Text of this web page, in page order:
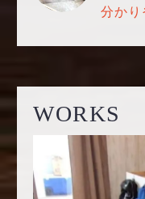
分かり
WORKS